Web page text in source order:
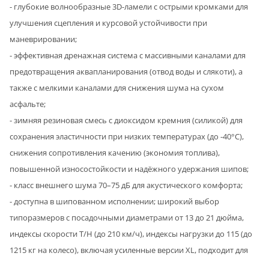
- глубокие волнообразные 3D-ламели с острыми кромками для
улучшения сцепления и курсовой устойчивости при
маневрировании;
- эффективная дренажная система с массивными каналами для
предотвращения аквапланирования (отвод воды и слякоти), а
также с мелкими каналами для снижения шума на сухом
асфальте;
- зимняя резиновая смесь с диоксидом кремния (силикой) для
сохранения эластичности при низких температурах (до -40°C),
снижения сопротивления качению (экономия топлива),
повышенной износостойкости и надёжного удержания шипов;
- класс внешнего шума 70–75 дБ для акустического комфорта;
- доступна в шипованном исполнении; широкий выбор
типоразмеров с посадочными диаметрами от 13 до 21 дюйма,
индексы скорости T/H (до 210 км/ч), индексы нагрузки до 115 (до
1215 кг на колесо), включая усиленные версии XL, подходит для